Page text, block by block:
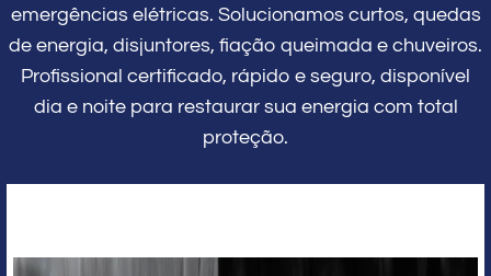
emergências elétricas. Solucionamos curtos, quedas
de energia, disjuntores, fiação queimada e chuveiros.
Profissional certificado, rápido e seguro, disponível
dia e noite para restaurar sua energia com total
proteção.